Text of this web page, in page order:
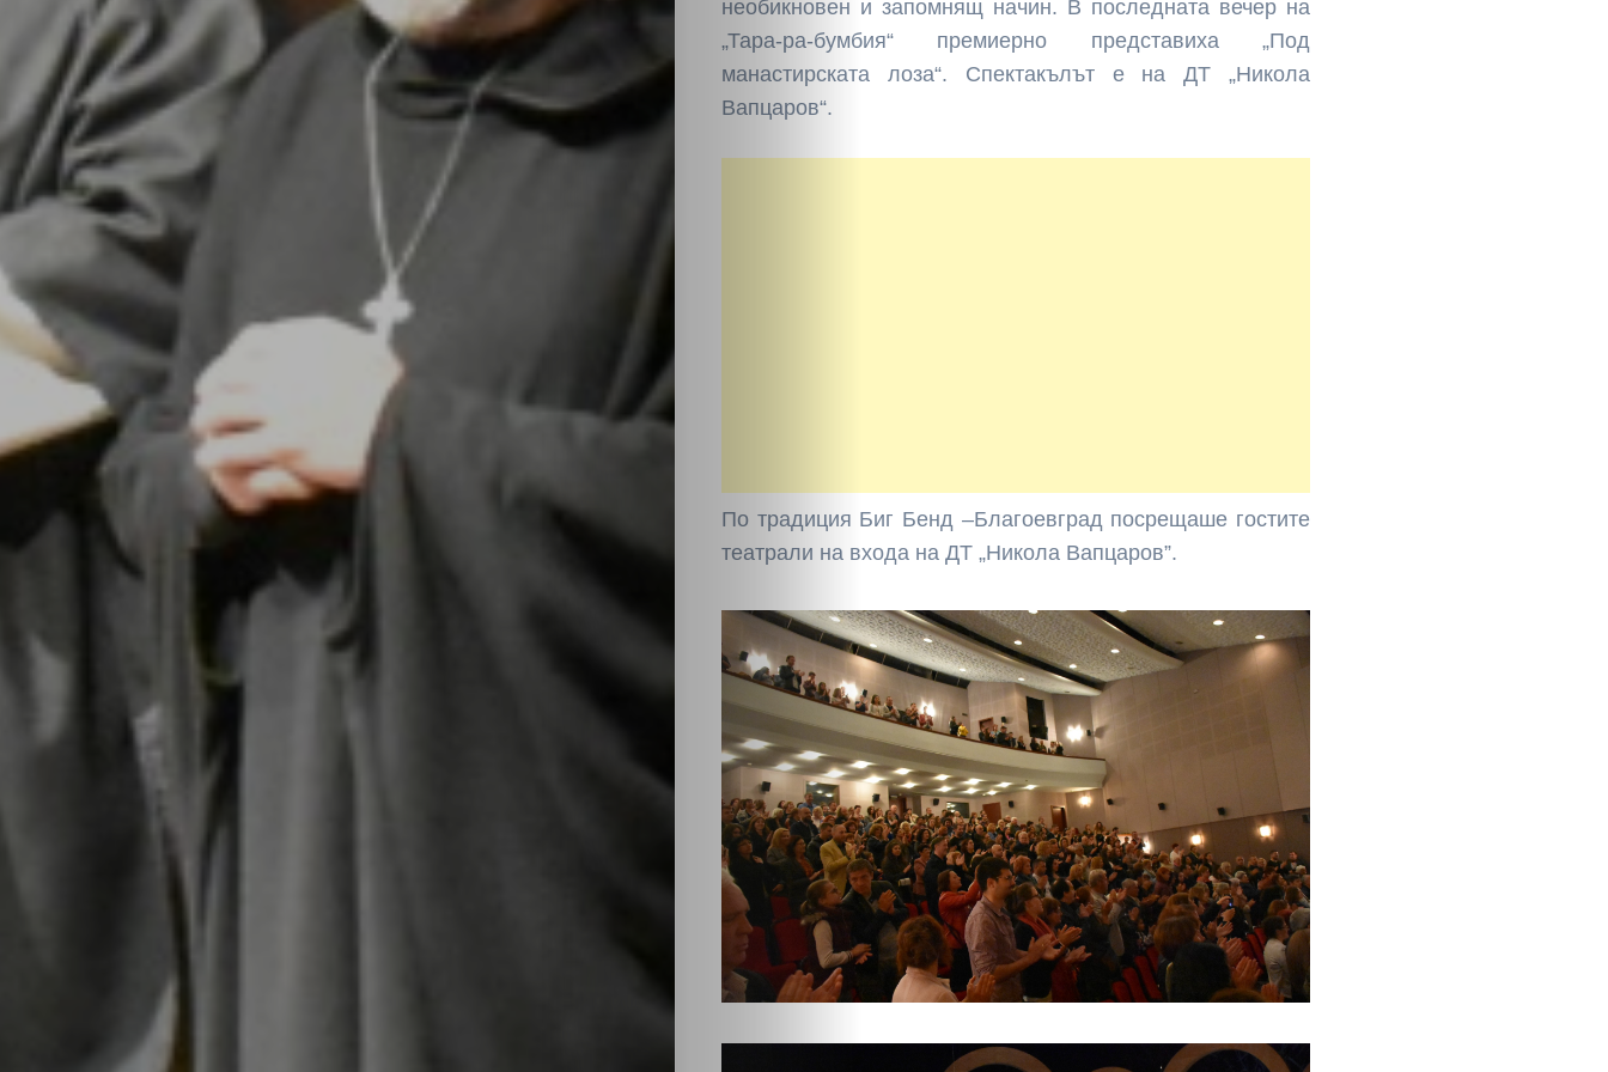
необикновен и запомнящ начин. В последната вечер на
„Тара-ра-бумбия“ премиерно представиха „Под
манастирската лоза“. Спектакълът е на ДТ „Никола
Вапцаров“.
По традиция Биг Бенд –Благоевград посрещаше гостите
театрали на входа на ДТ „Никола Вапцаров”.